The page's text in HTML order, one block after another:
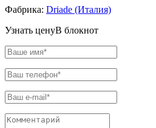
Фабрика: Driade (Италия)
Узнать ценуВ блокнот